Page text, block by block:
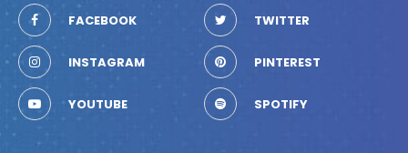
FACEBOOK TWITTER
INSTAGRAM PINTEREST
YOUTUBE SPOTIFY